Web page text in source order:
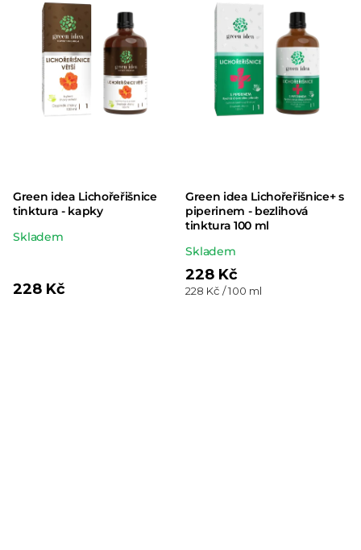
hvězdiček.
hvězdiček.
Green idea Lichořeřišnice
tinktura - kapky
Průměrné
produktu
Skladem
228 Kč
Green idea Lichořeřišnice+ s
piperinem - bezlihová
tinktura 100 ml
Průměrné
hodnocení
produktu
Skladem
228 Kč
Měrná
228 Kč / 100 ml